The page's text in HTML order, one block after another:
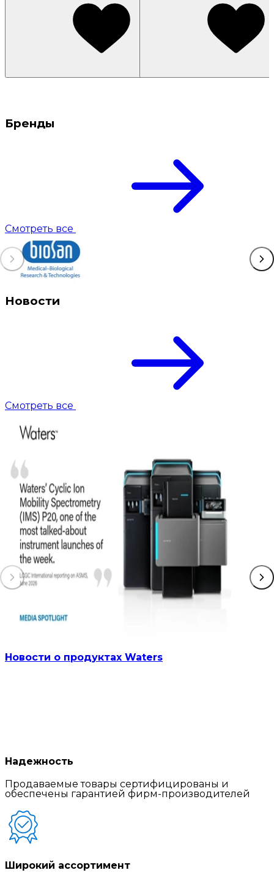
Бренды
Смотреть все
Новости
Смотреть все
Новости о продуктах Waters
Надежность
Продаваемые товары сертифицированы и
обеспечены гарантией фирм-производителей
Широкий ассортимент